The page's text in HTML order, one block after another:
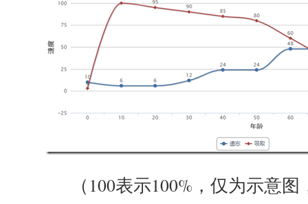
（100表示100%，仅为示意